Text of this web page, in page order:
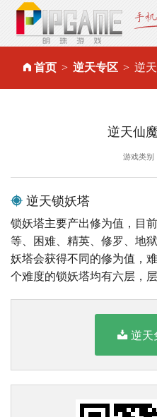
首页 逆天专区 逆
逆天仙
游戏类别
逆天锁妖塔
锁妖塔主要产出修为值，目
等、困难、精英、修罗、地
妖塔会获得不同的修为值，
个难度的锁妖塔均有六层，
逆天